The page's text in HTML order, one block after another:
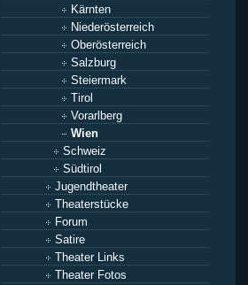
Kärnten
Niederösterreich
Oberösterreich
Salzburg
Steiermark
Tirol
Vorarlberg
Wien
Schweiz
Südtirol
Jugendtheater
Theaterstücke
Forum
Satire
Theater Links
Theater Fotos